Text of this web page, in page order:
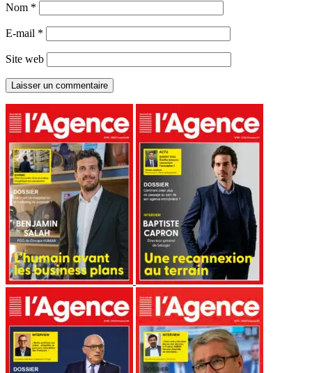
Nom *
E-mail *
Site web